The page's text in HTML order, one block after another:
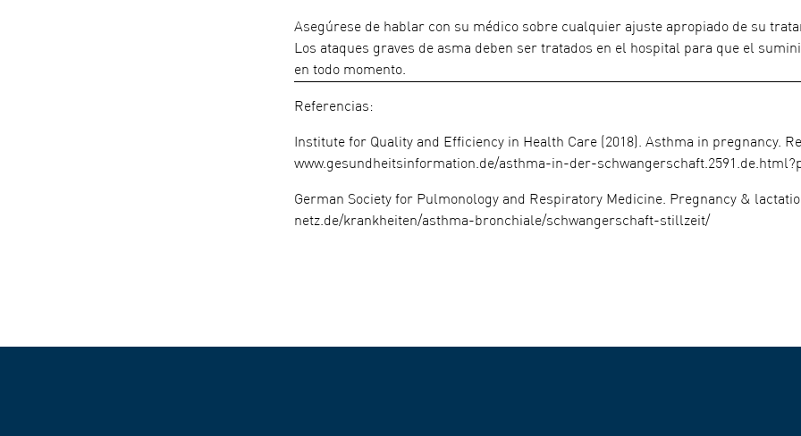
Asegúrese de hablar con su médico sobre cualquier ajuste apropiado de su
Los ataques graves de asma deben ser tratados en el hospital para que el
en todo momento.
Referencias:
Institute for Quality and Efficiency in Health Care (2018). Asthma in pregnancy.
www.gesundheitsinformation.de/asthma-in-der-
German Society for Pulmonology and Respiratory Medicine. Pregnancy &
netz.de/krankheiten/asthma-bronchiale/schwangerschaft-stillzeit/